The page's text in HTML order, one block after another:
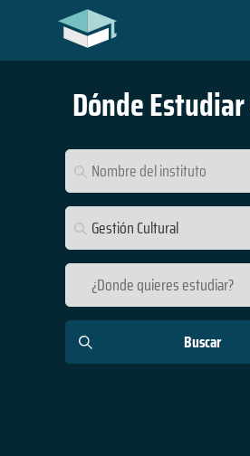
Dónde Estudiar
Alemania
Argentina